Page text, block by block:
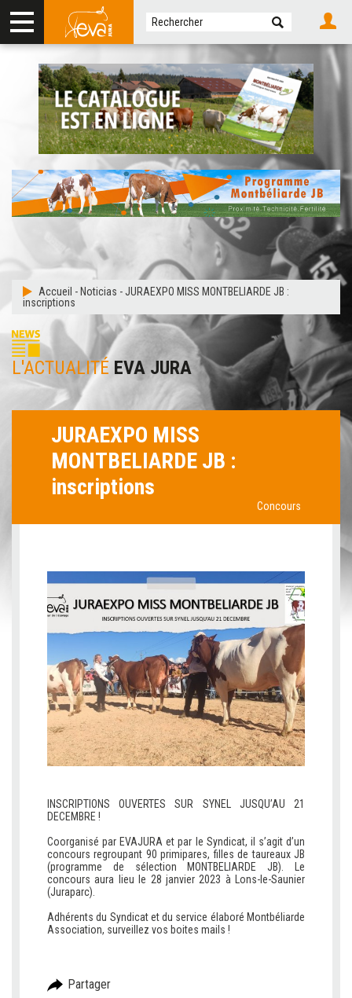
Accueil - Noticias -JURAEXPO MISS MONTBELIARDE JB :
inscriptions
L'ACTUALITÉ EVA JURA
JURAEXPO MISS
MONTBELIARDE JB :
inscriptions
Concours
INSCRIPTIONS OUVERTES SUR SYNEL JUSQU’AU 21
DECEMBRE !
Coorganisé par EVAJURA et par le Syndicat, il s’agit d’un
concours regroupant 90 primipares, filles de taureaux JB
(programme de sélection MONTBELIARDE JB). Le
concours aura lieu le 28 janvier 2023 à Lons-le-Saunier
(Juraparc).
Adhérents du Syndicat et du service élaboré Montbéliarde
Association, surveillez vos boites mails !
Partager